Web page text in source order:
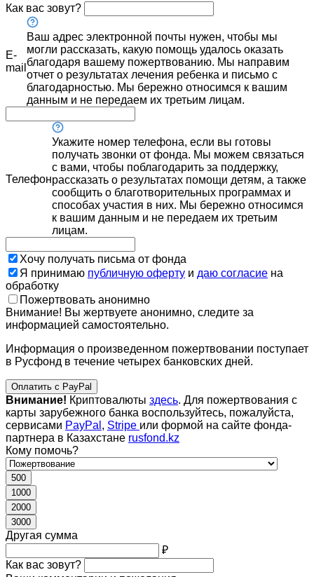
Как вас зовут?
E-
mail
Ваш адрес электронной почты нужен, чтобы мы
могли рассказать, какую помощь удалось оказать
благодаря вашему пожертвованию. Мы направим
отчет о результатах лечения ребенка и письмо с
благодарностью. Мы бережно относимся к вашим
данным и не передаем их третьим лицам.
Телефон
Укажите номер телефона, если вы готовы
получать звонки от фонда. Мы можем связаться
с вами, чтобы поблагодарить за поддержку,
рассказать о результатах помощи детям, а также
сообщить о благотворительных программах и
способах участия в них. Мы бережно относимся
к вашим данным и не передаем их третьим
лицам.
Хочу получать письма от фонда
Я принимаю публичную оферту и даю согласие на
обработку
Пожертвовать анонимно
Внимание! Вы жертвуете анонимно, следите за
информацией самостоятельно.
Информация о произведенном пожертвовании поступает
в Русфонд в течение четырех банковских дней.
Оплатить с PayPal
Внимание! Криптовалюты здесь. Для пожертвования с
карты зарубежного банка воспользуйтесь, пожалуйста,
сервисами PayPal , Stripe или формой на сайте фонда-
партнера в Казахстане rusfond.kz
Кому помочь?
500
1000
2000
3000
Другая сумма
₽
Как вас зовут?